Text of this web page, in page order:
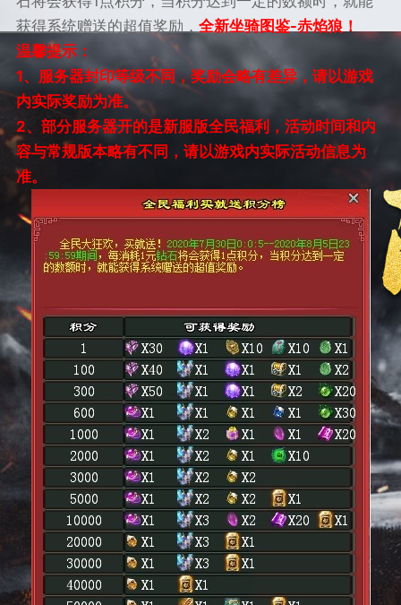
获得系统赠送的超值奖励， 全新坐骑图鉴-赤焰狼！
温馨提示：
1、服务器封印等级不同，奖励会略有差异，请以游戏
内实际奖励为准。
2、部分服务器开的是新服版全民福利，活动时间和内
容与常规版本略有不同，请以游戏内实际活动信息为
准。